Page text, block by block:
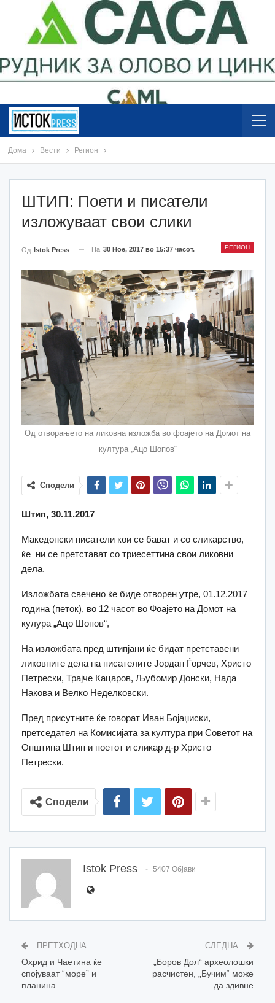
Дома Вести Регион
ШТИП: Поети и писатели
изложуваат свои слики
РЕГИОН
Од Istok Press На 30 Ное, 2017 во 15:37 часот.
Oд отворањето на ликовна изложба во фоајето на Домот на
култура „Ацо Шопов“
Сподели
Штип, 30.11.2017
Македонски писатели кои се бават и со сликарство,
ќе ни се претстават со триесеттина свои ликовни
дела.
Изложбата свечено ќе биде отворен утре, 01.12.2017
година (петок), во 12 часот во Фоајето на Домот на
кулура „Ацо Шопов“,
На изложбата пред штипјани ќе бидат претставени
ликовните дела на писателите Јордан Ѓорчев, Христо
Петрески, Трајче Кацаров, Љубомир Донски, Нада
Накова и Велко Неделковски.
Пред присутните ќе говорат Иван Бојаџиски,
претседател на Комисијата за култура при Советот на
Општина Штип и поетот и сликар д-р Христо
Петрески.
Сподели
Istok Press 5407 Објави
ПРЕТХОДНА
Охрид и Чаетина ќе
спојуваат “море” и
планина
СЛЕДНА
„Боров Дол“ археолошки
расчистен, „Бучим“ може
да здивне